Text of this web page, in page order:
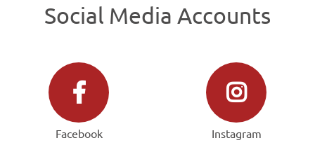
Social Media Accounts
Facebook Instagram